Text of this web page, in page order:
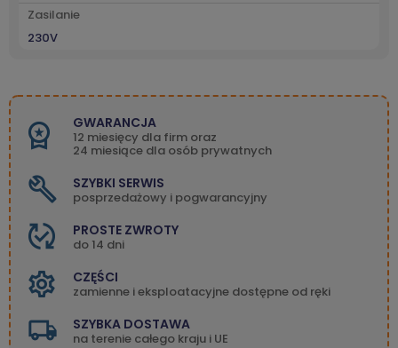
Zasilanie
230V
GWARANCJA
12 miesięcy dla firm oraz
24 miesiące dla osób prywatnych
SZYBKI SERWIS
posprzedażowy i pogwarancyjny
PROSTE ZWROTY
do 14 dni
CZĘŚCI
zamienne i eksploatacyjne dostępne od ręki
SZYBKA DOSTAWA
na terenie całego kraju i UE